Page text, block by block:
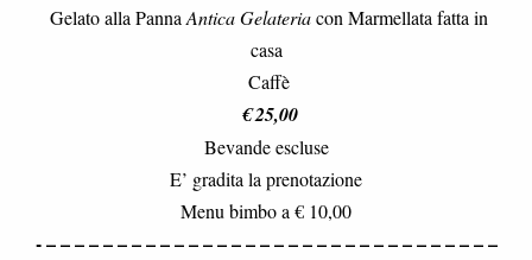
Gelato alla Panna Antica Gelateriacon Marmellata fatta in
casa
Caffè
€ 25,00
Bevande escluse
E’ gradita la prenotazione
Menu bimbo a € 10,00
- – – – – – – – – – – – – – – – – – – – – – – – – – – – – – – – –